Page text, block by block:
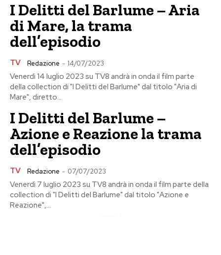
I Delitti del Barlume – Aria
di Mare, la trama
dell’episodio
TV Redazione - 14/07/2023
Venerdì 14 luglio 2023 su TV8 andrà in onda il film parte
della collection di "I Delitti del Barlume" dal titolo "Aria di
Mare", diretto...
I Delitti del Barlume –
Azione e Reazione la trama
dell’episodio
TV Redazione - 07/07/2023
Venerdì 7 luglio 2023 su TV8 andrà in onda il film parte della
collection di "I Delitti del Barlume" dal titolo "Azione e
Reazione",...